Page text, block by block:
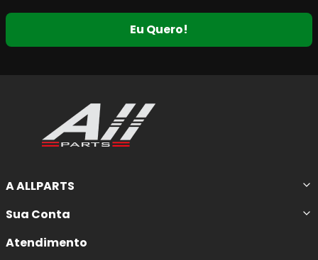
Eu Quero!
A ALLPARTS
Sua Conta
Atendimento